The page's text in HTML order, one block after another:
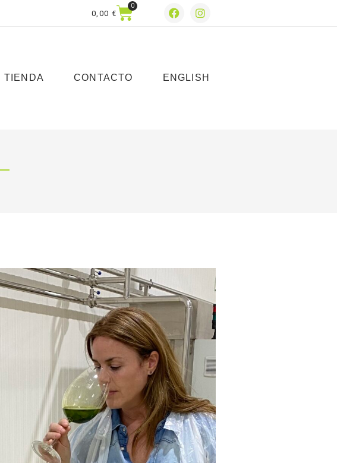
0,00 €
0
TIENDA CONTACTO ENGLISH